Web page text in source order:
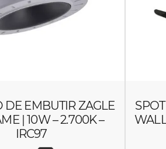
DE EMBUTIR ZAGLE
| 10W – 2.700K –
IRC97